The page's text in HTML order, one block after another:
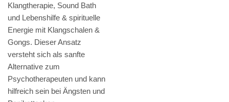
Klangtherapie, Sound Bath
und Lebenshilfe & spirituelle
Energie mit Klangschalen &
Gongs. Dieser Ansatz
versteht sich als sanfte
Alternative zum
Psychotherapeuten und kann
hilfreich sein bei Ängsten und